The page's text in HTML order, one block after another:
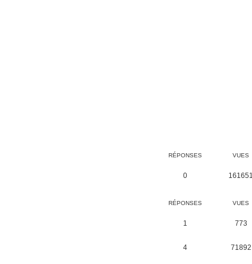
RÉPONSES VUES
0 161651
RÉPONSES VUES
1 773
4 71892